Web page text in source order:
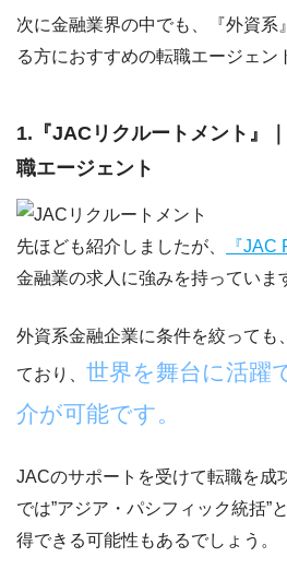
次に金融業界の中でも、『外資系
る方におすすめの転職エージェン
1.『JACリクルートメント』
職エージェント
先ほども紹介しましたが、 『JAC
金融業の求人に強みを持っていま
外資系金融企業に条件を絞っても
ており、 世界を舞台に活躍
介が可能です。
JACのサポートを受けて転職を成
では”アジア・パシフィック統括”
得できる可能性もあるでしょう。